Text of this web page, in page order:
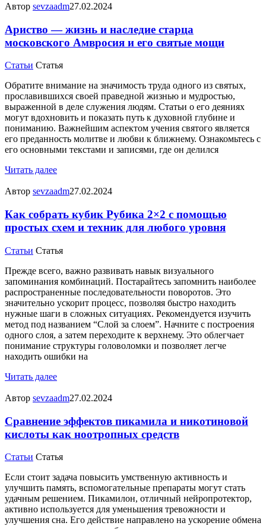
Автор sevzaadm27.02.2024
Ариство — жизнь и наследие старца
московского Амвросия и его святые мощи
Статьи Статья
Обратите внимание на значимость труда одного из святых,
прославившихся своей праведной жизнью и мудростью,
выраженной в деле служения людям. Статьи о его деяниях
могут вдохновить и показать путь к духовной глубине и
пониманию. Важнейшим аспектом учения святого является
его преданность молитве и любви к ближнему. Ознакомьтесь с
его основными текстами и записями, где он делился
Читать далее
Автор sevzaadm27.02.2024
Как собрать кубик Рубика 2×2 с помощью
простых схем и техник для любого уровня
Статьи Статья
Прежде всего, важно развивать навык визуального
запоминания комбинаций. Постарайтесь запомнить наиболее
распространенные последовательности поворотов. Это
значительно ускорит процесс, позволяя быстро находить
нужные шаги в сложных ситуациях. Рекомендуется изучить
метод под названием “Слой за слоем”. Начните с построения
одного слоя, а затем переходите к верхнему. Это облегчает
понимание структуры головоломки и позволяет легче
находить ошибки на
Читать далее
Автор sevzaadm27.02.2024
Сравнение эффектов пикамила и никотиновой
кислоты как ноотропных средств
Статьи Статья
Если стоит задача повысить умственную активность и
улучшить память, вспомогательные препараты могут стать
удачным решением. Пикамилон, отличный нейропротектор,
активно используется для уменьшения тревожности и
улучшения сна. Его действие направлено на ускорение обмена